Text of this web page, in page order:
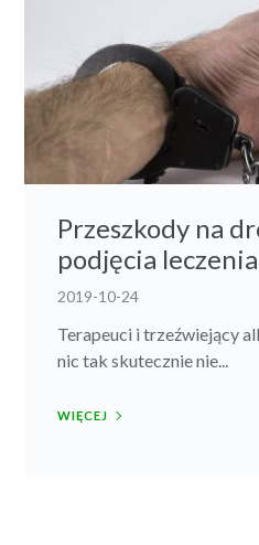
Przeszkody na
podjęcia
2019-10-24
Terapeuci i trzeźwiejący
nic tak skutecznie nie...
WIĘCEJ